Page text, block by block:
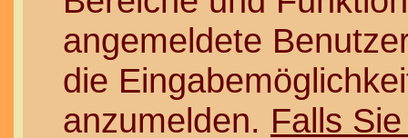
angemeldete
die
anzumelden. Falls